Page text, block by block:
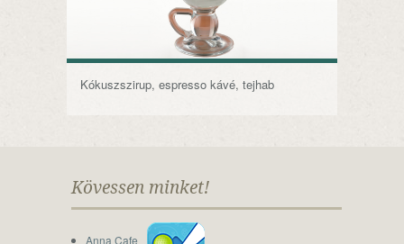
Kókuszszirup, espresso kávé, tejhab
Kövessen minket!
Anna Cafe